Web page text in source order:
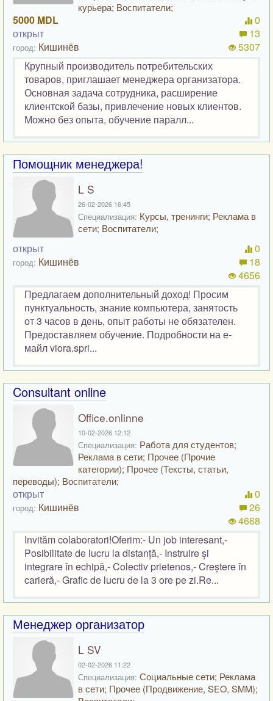
курьера; Воспитатели;
5000 MDL
открыт
город: Кишинёв
0
13
5307
Крупный производитель потребительских
товаров, приглашает менеджера организатора.
Основная задача сотрудника, расширение
клиентской базы, привлечение новых клиентов.
Можно без опыта, обучение паралл...
Помощник менеджера!
L S
26-02-2026 16:45
Специализация: Курсы, тренинги; Реклама в
сети; Воспитатели;
открыт
город: Кишинёв
0
18
4656
Предлагаем дополнительный доход! Просим
пунктуальность, знание компьютера, занятость
от 3 часов в день, опыт работы не обязателен.
Предоставляем обучение. Подробности на е-
майл viora.spri...
Consultant online
Office.onlinne
10-02-2026 12:12
Специализация: Работа для студентов;
Реклама в сети; Прочее (Прочие
категории); Прочее (Тексты, статьи,
переводы); Воспитатели;
открыт
город: Кишинёв
0
26
4668
Invităm colaboratori!Oferim:- Un job interesant,-
Posibilitate de lucru la distanță,- Instruire și
integrare în echipă,- Colectiv prietenos,- Creștere în
carieră,- Grafic de lucru de la 3 ore pe zi.Re...
Менеджер организатор
L SV
02-02-2026 11:22
Специализация: Социальные сети; Реклама
в сети; Прочее (Продвижение, SEO, SMM);